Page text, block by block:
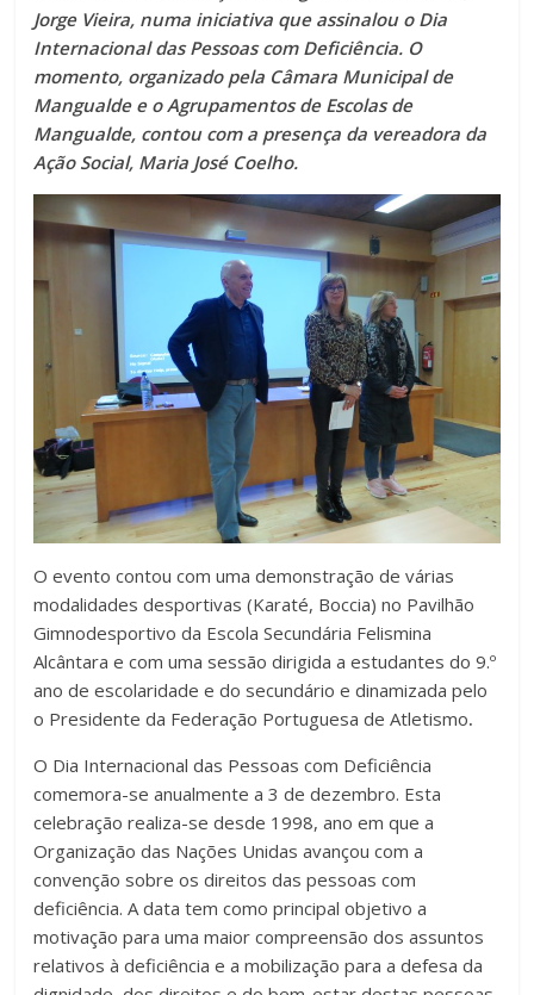
Jorge Vieira, numa iniciativa que assinalou o Dia
Internacional das Pessoas com Deficiência. O
momento, organizado pela Câmara Municipal de
Mangualde e o Agrupamentos de Escolas de
Mangualde, contou com a presença da vereadora da
Ação Social, Maria José Coelho.
O evento contou com uma demonstração de várias
modalidades desportivas (Karaté, Boccia) no Pavilhão
Gimnodesportivo da Escola Secundária Felismina
Alcântara e com uma sessão dirigida a estudantes do 9.º
ano de escolaridade e do secundário e dinamizada pelo
o Presidente da Federação Portuguesa de Atletismo.
O Dia Internacional das Pessoas com Deficiência
comemora-se anualmente a 3 de dezembro. Esta
celebração realiza-se desde 1998, ano em que a
Organização das Nações Unidas avançou com a
convenção sobre os direitos das pessoas com
deficiência. A data tem como principal objetivo a
motivação para uma maior compreensão dos assuntos
relativos à deficiência e a mobilização para a defesa da